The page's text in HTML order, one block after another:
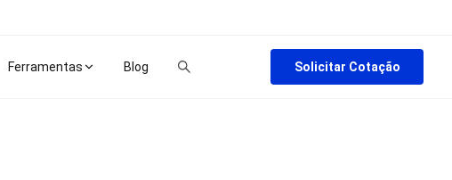
Ferramentas Blog Solicitar Cotação